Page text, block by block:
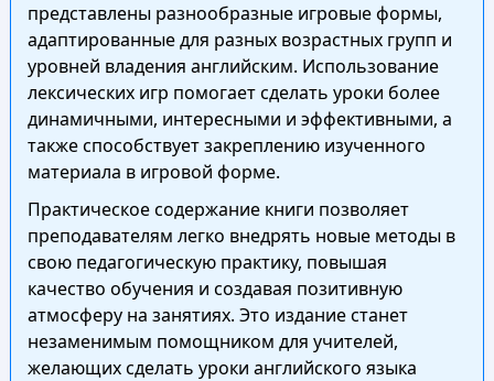
представлены разнообразные игровые формы,
адаптированные для разных возрастных групп и
уровней владения английским. Использование
лексических игр помогает сделать уроки более
динамичными, интересными и эффективными, а
также способствует закреплению изученного
материала в игровой форме.
Практическое содержание книги позволяет
преподавателям легко внедрять новые методы в
свою педагогическую практику, повышая
качество обучения и создавая позитивную
атмосферу на занятиях. Это издание станет
незаменимым помощником для учителей,
желающих сделать уроки английского языка